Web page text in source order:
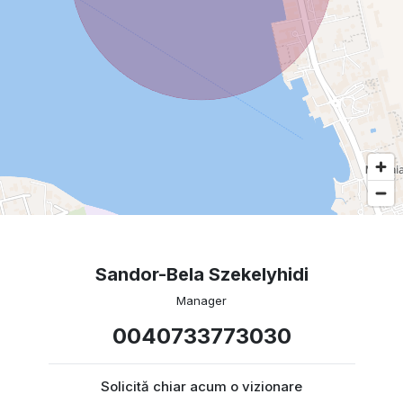
Sandor-Bela Szekelyhidi
Manager
0040733773030
Solicită chiar acum o vizionare